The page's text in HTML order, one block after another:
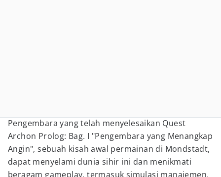
Pengembara yang telah menyelesaikan Quest
Archon Prolog: Bag. I "Pengembara yang Menangkap
Angin", sebuah kisah awal permainan di Mondstadt,
dapat menyelami dunia sihir ini dan menikmati
beragam gameplay, termasuk simulasi manajemen,